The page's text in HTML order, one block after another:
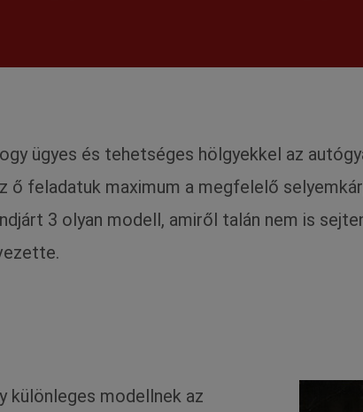
ügyes és tehetséges hölgyekkel az
ő feladatuk maximum a megfelelő
3 olyan modell, amiről talán nem is
különleges modellnek az